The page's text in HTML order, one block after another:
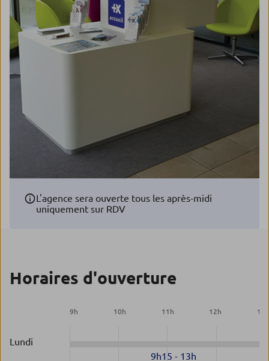
L'agence sera ouverte tous les après-midi
uniquement sur RDV
Horaires d'ouverture
9h 10h 11 h 12h 13
Lundi
9h15 - 13h